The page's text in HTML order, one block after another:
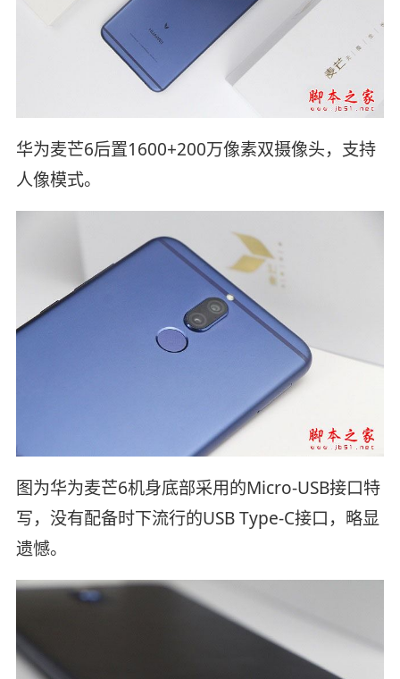
华为麦芒6后置1600+200万像素双摄像头，支持
人像模式。
图为华为麦芒6机身底部采用的Micro-USB接口特
写，没有配备时下流行的USB Type-C接口，略显
遗憾。